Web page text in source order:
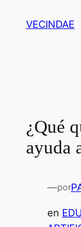
VECINDAE
¿Qué
ayuda
—por
en